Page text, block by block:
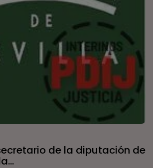
de la diputación de